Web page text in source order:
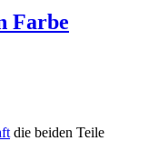
Farbe
die beiden Teile